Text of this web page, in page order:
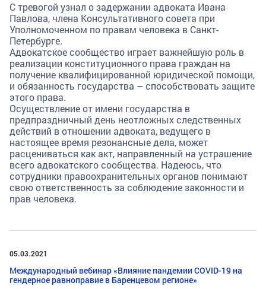
С тревогой узнал о задержании адвоката Ивана
Павлова, члена Консультативного совета при
Уполномоченном по правам человека в Санкт-
Петербурге.
Адвокатское сообщество играет важнейшую роль в
реализации конституционного права граждан на
получение квалифицированной юридической помощи,
и обязанность государства – способствовать защите
этого права.
Осуществление от имени государства в
предпраздничный день неотложных следственных
действий в отношении адвоката, ведущего в
настоящее время резонансные дела, может
расцениваться как акт, направленный на устрашение
всего адвокатского сообщества. Надеюсь, что
сотрудники правоохранительных органов понимают
свою ответственность за соблюдение законности и
прав человека.
05.03.2021
Международный вебинар «Влияние пандемии COVID-19 на
гендерное равноправие в Баренцевом регионе»